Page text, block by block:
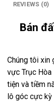
REVIEWS (0)
Bán
Chúng tôi xin
vực Trục Hòa
tiện và tiềm
lô góc cực